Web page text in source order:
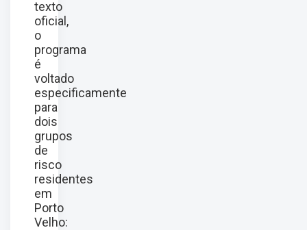
texto
oficial,
o
programa
é
voltado
especificamente
para
dois
grupos
de
risco
residentes
em
Porto
Velho: